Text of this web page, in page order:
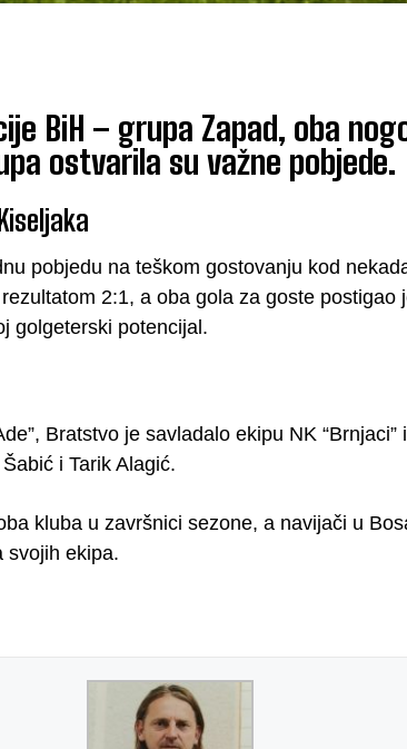
BiH – grupa Zapad, oba
ostvarila su važne pobjede.
pobjedu na teškom gostovanju kod
2:1, a oba gola za goste
golgeterski potencijal.
Bratstvo je savladalo ekipu NK
i Tarik Alagić.
kluba u završnici sezone, a navijači u
svojih ekipa.